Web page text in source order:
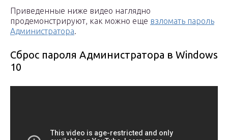
Приведенные ниже видео наглядно
продемонстрируют, как можно еще взломать пароль
Администратора.
Сброс пароля Администратора в Windows
10